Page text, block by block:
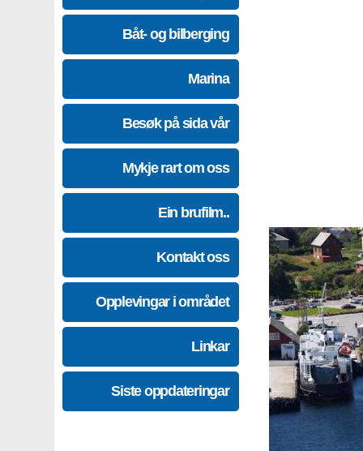
Båt- og bilberging
Marina
Besøk på sida vår
Mykje rart om oss
Ein brufilm..
Kontakt oss
Opplevingar i området
Linkar
Siste oppdateringar